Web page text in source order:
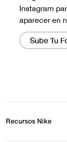
Recursos Nike